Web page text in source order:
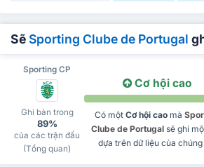
SẽSporting Clube de Portugal
Sporting CP
Ghi bàn trong
89%
của các trận đấu
(Tổng quan)
Cơ hội cao
Có một Cơ hội cao mà
Clube de Portugalsẽ ghi
dựa trên dữ liệu của chúng